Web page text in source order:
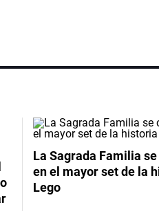
La Sagrada Familia
en el mayor set de la
Lego